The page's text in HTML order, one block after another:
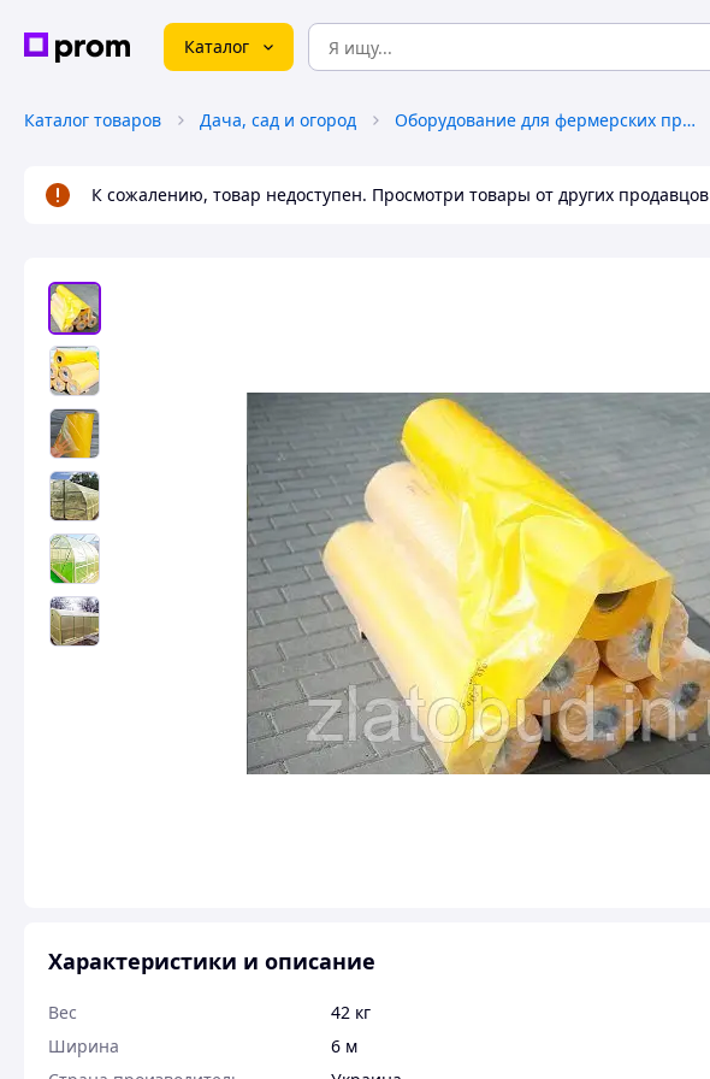
Каталог
Каталог товаров Дача, сад и огород Оборудование для фермерских продуктов
К сожалению, товар недоступен. Просмотри товары от других продавцов
Характеристики и описание
Вес
42 кг
Ширина
6 м